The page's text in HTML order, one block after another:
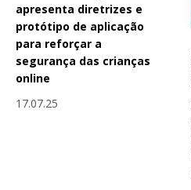
apresenta diretrizes e
protótipo de aplicação
para reforçar a
segurança das crianças
online
17.07.25